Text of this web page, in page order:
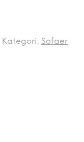
Kategori: Sofaer